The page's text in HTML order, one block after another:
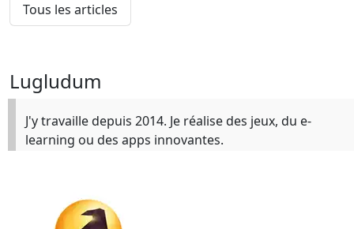
Tous les articles
Lugludum
J'y travaille depuis 2014. Je réalise des jeux, du e-
learning ou des apps innovantes.